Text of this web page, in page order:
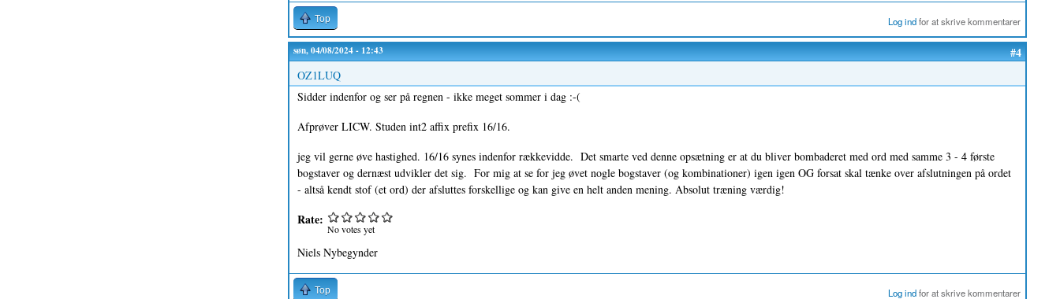
Top Log indfor at skrive kommentarer
søn, 04/08/2024 - 12:43 #4
OZ1LUQ
Sidder indenfor og ser på regnen - ikke meget sommer i dag :-(
Afprøver LICW. Studen int2 affix prefix 16/16.
jeg vil gerne øve hastighed. 16/16 synes indenfor rækkevidde. Det smarte ved denne opsætning er at du bliver bombaderet med ord med samme 3 - 4 første
bogstaver og dernæst udvikler det sig. For mig at se for jeg øvet nogle bogstaver (og kombinationer) igen igen OG forsat skal tænke over afslutningen på ordet
- altså kendt stof (et ord) der afsluttes forskellige og kan give en helt anden mening. Absolut træning værdig!
Rate:
No votes yet
Niels Nybegynder
Top Log indfor at skrive kommentarer